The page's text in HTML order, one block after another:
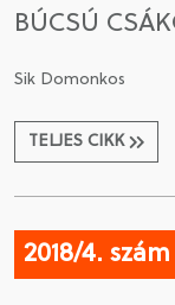
BÚCSÚ
Sik Domonkos
TELJES CIKK
2018/4. szám